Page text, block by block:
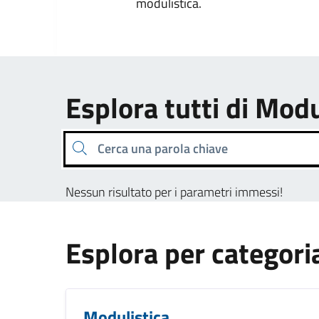
Esplora tutti di
Cerca una parola chiave
Nessun risultato per i parametri immessi!
Esplora per